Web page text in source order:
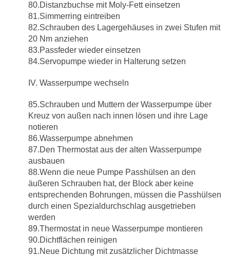
80.Distanzbuchse mit Moly-Fett einsetzen
81.Simmerring eintreiben
82.Schrauben des Lagergehäuses in zwei Stufen mit
20 Nm anziehen
83.Passfeder wieder einsetzen
84.Servopumpe wieder in Halterung setzen
IV. Wasserpumpe wechseln
85.Schrauben und Muttern der Wasserpumpe über
Kreuz von außen nach innen lösen und ihre Lage
notieren
86.Wasserpumpe abnehmen
87.Den Thermostat aus der alten Wasserpumpe
ausbauen
88.Wenn die neue Pumpe Passhülsen an den
äußeren Schrauben hat, der Block aber keine
entsprechenden Bohrungen, müssen die Passhülsen
durch einen Spezialdurchschlag ausgetrieben
werden
89.Thermostat in neue Wasserpumpe montieren
90.Dichtflächen reinigen
91.Neue Dichtung mit zusätzlicher Dichtmasse